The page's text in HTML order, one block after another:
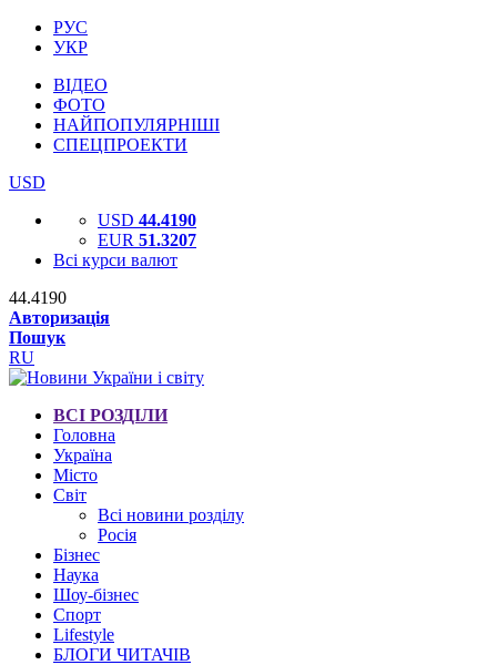
РУС
УКР
ВІДЕО
ФОТО
НАЙПОПУЛЯРНІШІ
СПЕЦПРОЕКТИ
USD
USD 44.4190
EUR 51.3207
Всі курси валют
44.4190
Авторизація
Пошук
RU
ВСІ РОЗДІЛИ
Головна
Україна
Місто
Світ
Всі новини розділу
Росія
Бізнес
Наука
Шоу-бізнес
Спорт
Lifestyle
БЛОГИ ЧИТАЧІВ